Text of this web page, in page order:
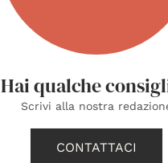
Hai qualche
Scrivi alla nostra
CONTATTACI